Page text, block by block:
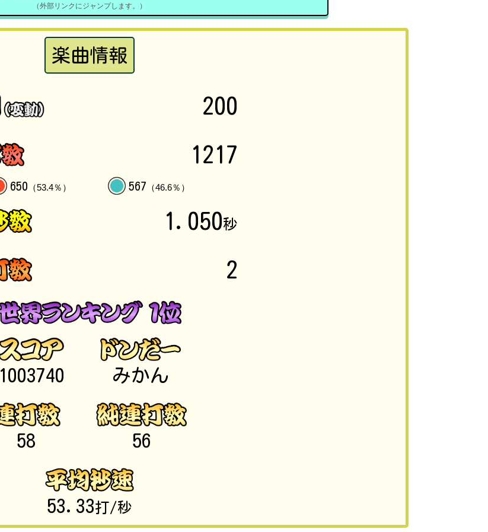
（外部リンクにジャンプします。）
楽曲情報
200
1217
650 （53.4％） 567 （46.6％）
1.050秒
2
1003740 みかん
58 56
53.33打/秒